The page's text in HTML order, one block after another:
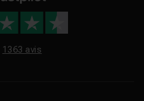
1363 avis